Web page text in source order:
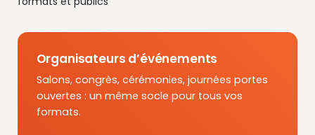
Organisateurs d’événements
Salons, congrès, cérémonies, journées portes
ouvertes : un même socle pour tous vos
formats.